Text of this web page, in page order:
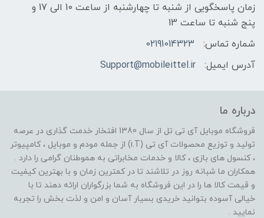
زمان پاسخگویی از شنبه تا چهارشنبه از ساعت 10 الی 17 و
پنج شنبه تا ساعت 13
شماره تماس:
02191014323
آدرس ایمیل:
Support@mobileittel.ir
درباره ما
فروشگاه موبایل آی تی تل از سال 1380 افتخار خدمت گذاری در عرصه
تولید و توزیع محصولات آی تی (i.T) از جمله مودم و موبایل ، کامپیوتر
، کنسول های بازی ، کالا و خدمات مخابراتی به هموطنان گرامی را دارد .
همکاران ما شبانه روز در تلاشند تا در کمترین زمان و با بهترین کیفیت
و قیمت کالا ها را در این فروشگاه به شما بزرگواران ارائه دهند تا با
خیالی آسوده بتوانید خریدی بسیار آسان و امن و لذت بخش را تجربه
نمایید .